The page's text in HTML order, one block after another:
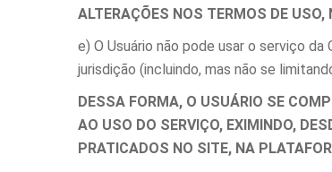
ALTERAÇÕES NOS TERMOS DE
e) O Usuário não pode usar o serviço
jurisdição (incluindo, mas não se
DESSA FORMA, O USUÁRIO SE
AO USO DO SERVIÇO, EXIMINDO,
PRATICADOS NO SITE, NA